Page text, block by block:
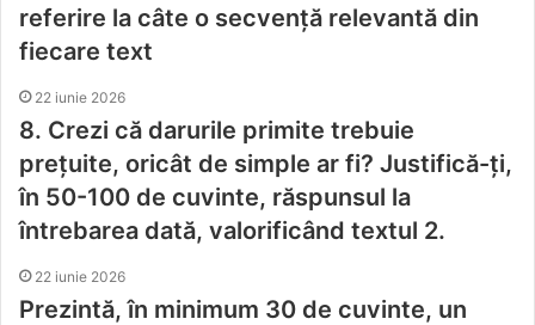
referire la câte o secvență relevantă din
fiecare text
22 iunie 2026
8. Crezi că darurile primite trebuie
prețuite, oricât de simple ar fi? Justifică-ți,
în 50-100 de cuvinte, răspunsul la
întrebarea dată, valorificând textul 2.
22 iunie 2026
Prezintă, în minimum 30 de cuvinte, un